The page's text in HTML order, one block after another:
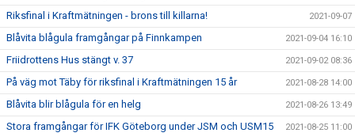
Riksfinal i Kraftmätningen - brons till killarna! 2021-09-07
Blåvita blågula framgångar på Finnkampen 2021-09-04 16:10
Friidrottens Hus stängt v. 37 2021-09-02 08:36
På väg mot Täby för riksfinal i Kraftmätningen 15 år 2021-08-28 14:00
Blåvita blir blågula för en helg 2021-08-26 13:49
Stora framgångar för IFK Göteborg under JSM och USM15 2021-08-25 11:00